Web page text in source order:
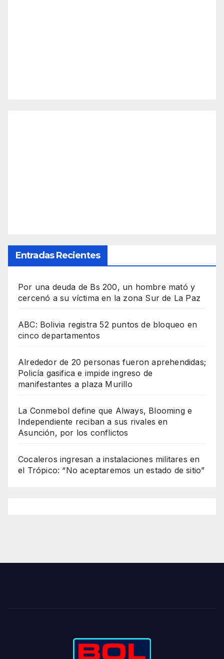
Entradas Recientes
Por una deuda de Bs 200, un hombre mató y
cercenó a su víctima en la zona Sur de La Paz
ABC: Bolivia registra 52 puntos de bloqueo en
cinco departamentos
Alrededor de 20 personas fueron aprehendidas;
Policía gasifica e impide ingreso de
manifestantes a plaza Murillo
La Conmebol define que Always, Blooming e
Independiente reciban a sus rivales en
Asunción, por los conflictos
Cocaleros ingresan a instalaciones militares en
el Trópico: “No aceptaremos un estado de sitio”